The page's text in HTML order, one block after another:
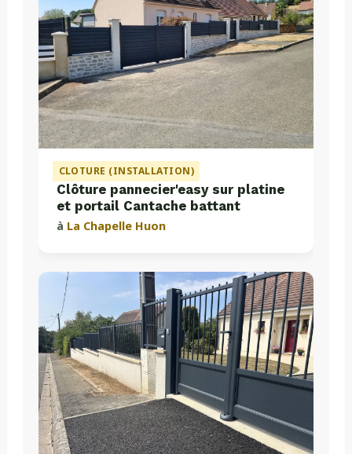
CLOTURE (INSTALLATION)
Clôture pannecier'easy sur platine
et portail Cantache battant
à La Chapelle Huon